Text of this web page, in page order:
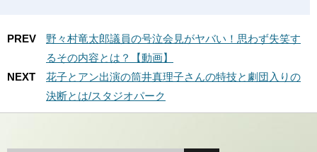
PREV
野々村竜太郎議員の号泣会見がヤバい！思わず失笑す
るその内容とは？【動画】
NEXT
花子とアン出演の筒井真理子さんの特技と劇団入りの
決断とは/スタジオパーク